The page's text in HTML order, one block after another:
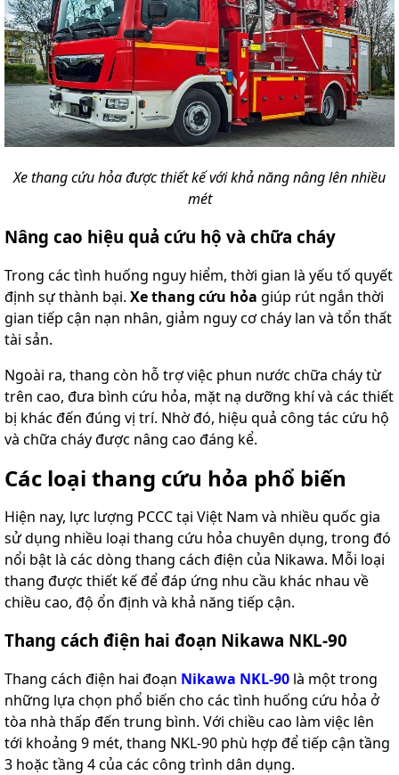
Xe thang cứu hỏa được thiết kế với khả năng nâng lên nhiều
mét
Nâng cao hiệu quả cứu hộ và chữa cháy
Trong các tình huống nguy hiểm, thời gian là yếu tố quyết
định sự thành bại. Xe thang cứu hỏa giúp rút ngắn thời
gian tiếp cận nạn nhân, giảm nguy cơ cháy lan và tổn thất
tài sản.
Ngoài ra, thang còn hỗ trợ việc phun nước chữa cháy từ
trên cao, đưa bình cứu hỏa, mặt nạ dưỡng khí và các thiết
bị khác đến đúng vị trí. Nhờ đó, hiệu quả công tác cứu hộ
và chữa cháy được nâng cao đáng kể.
Các loại thang cứu hỏa phổ biến
Hiện nay, lực lượng PCCC tại Việt Nam và nhiều quốc gia
sử dụng nhiều loại thang cứu hỏa chuyên dụng, trong đó
nổi bật là các dòng thang cách điện của Nikawa. Mỗi loại
thang được thiết kế để đáp ứng nhu cầu khác nhau về
chiều cao, độ ổn định và khả năng tiếp cận.
Thang cách điện hai đoạn Nikawa NKL-90
Thang cách điện hai đoạn Nikawa NKL-90 là một trong
những lựa chọn phổ biến cho các tình huống cứu hỏa ở
tòa nhà thấp đến trung bình. Với chiều cao làm việc lên
tới khoảng 9 mét, thang NKL-90 phù hợp để tiếp cận tầng
3 hoặc tầng 4 của các công trình dân dụng.